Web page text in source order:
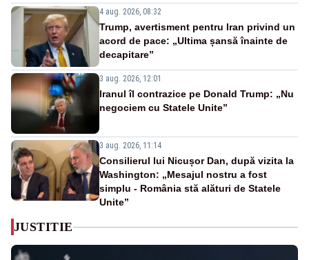
4 aug. 2026, 08:32
Trump, avertisment pentru Iran privind un
acord de pace: „Ultima șansă înainte de
decapitare”
3 aug. 2026, 12:01
Iranul îl contrazice pe Donald Trump: „Nu
negociem cu Statele Unite”
3 aug. 2026, 11:14
Consilierul lui Nicușor Dan, după vizita la
Washington: „Mesajul nostru a fost
simplu - România stă alături de Statele
Unite”
JUSTITIE